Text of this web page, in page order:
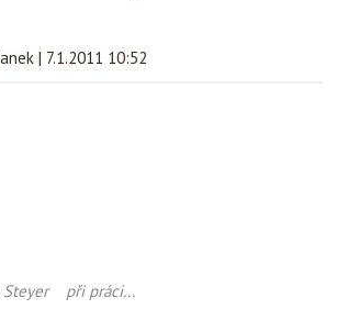
| 7.1.2011 10:52
Steyer při práci...